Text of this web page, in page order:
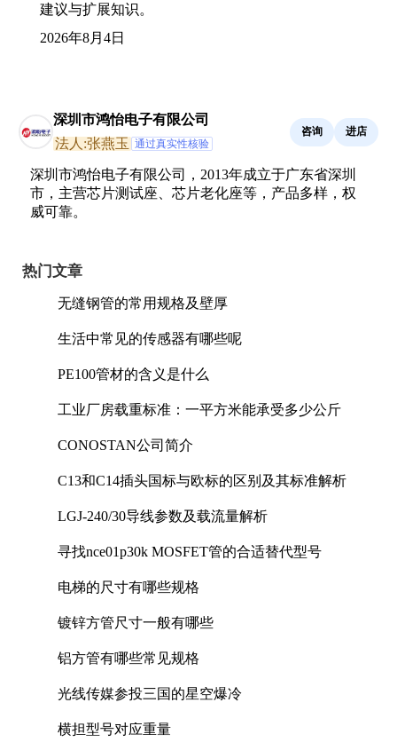
建议与扩展知识。
2026年8月4日
深圳市鸿怡电子有限公司
法人:张燕玉 通过真实性核验
咨询 进店
深圳市鸿怡电子有限公司，2013年成立于广东省深圳
市，主营芯片测试座、芯片老化座等，产品多样，权
威可靠。
热门文章
无缝钢管的常用规格及壁厚
生活中常见的传感器有哪些呢
PE100管材的含义是什么
工业厂房载重标准：一平方米能承受多少公斤
CONOSTAN公司简介
C13和C14插头国标与欧标的区别及其标准解析
LGJ-240/30导线参数及载流量解析
寻找nce01p30k MOSFET管的合适替代型号
电梯的尺寸有哪些规格
镀锌方管尺寸一般有哪些
铝方管有哪些常见规格
光线传媒参投三国的星空爆冷
横担型号对应重量